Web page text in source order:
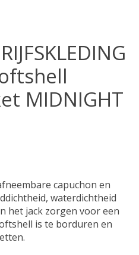
MIDNIGHT
capuchon en
waterdichtheid
het jack zorgen voor een
is te borduren en